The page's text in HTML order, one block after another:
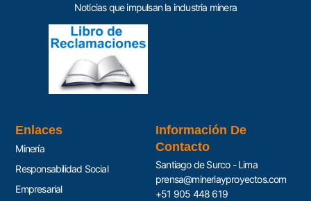
Noticias que impulsan la industria minera
Enlaces
Minería
Responsabilidad Social
Empresarial
Información De
Contacto
Santiago de Surco - Lima
prensa@mineriayproyectos.com
+51 905 448 619